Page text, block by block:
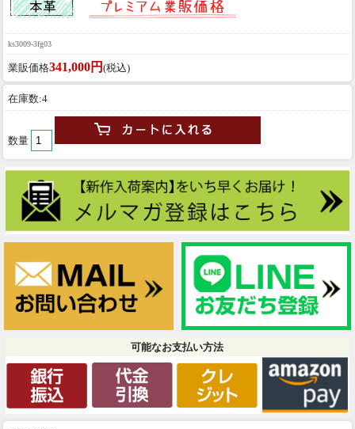
ks3009-3fg03
業販価格341,000円 (税込)
在庫数:4
数量
可能なお支払い方法